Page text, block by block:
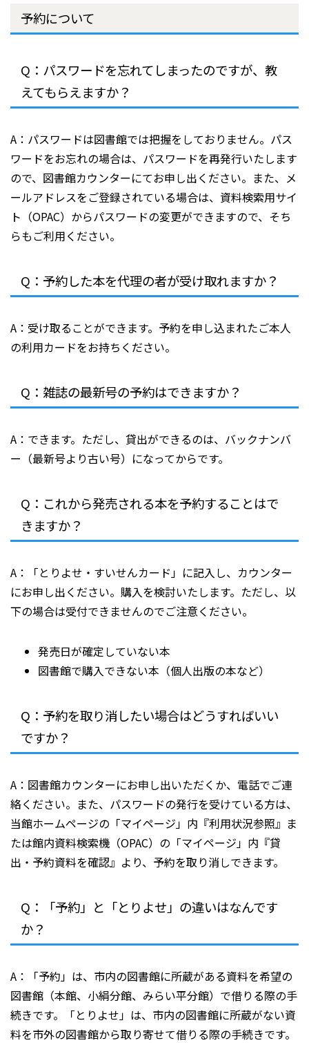
予約について
Q：パスワードを忘れてしまったのですが、教
えてもらえますか？
A：パスワードは図書館では把握をしておりません。パス
ワードをお忘れの場合は、パスワードを再発行いたします
ので、図書館カウンターにてお申し出ください。また、メ
ールアドレスをご登録されている場合は、資料検索用サイ
ト（OPAC）からパスワードの変更ができますので、そち
らもご利用ください。
Q：予約した本を代理の者が受け取れますか？
A：受け取ることができます。予約を申し込まれたご本人
の利用カードをお持ちください。
Q：雑誌の最新号の予約はできますか？
A：できます。ただし、貸出ができるのは、バックナンバ
ー（最新号より古い号）になってからです。
Q：これから発売される本を予約することはで
きますか？
A：「とりよせ・すいせんカード」に記入し、カウンター
にお申し出ください。購入を検討いたします。ただし、以
下の場合は受付できませんのでご注意ください。
発売日が確定していない本
図書館で購入できない本（個人出版の本など）
Q：予約を取り消したい場合はどうすればいい
ですか？
A：図書館カウンターにお申し出いただくか、電話でご連
絡ください。また、パスワードの発行を受けている方は、
当館ホームページの「マイページ」内『利用状況参照』ま
たは館内資料検索機（OPAC）の「マイページ」内『貸
出・予約資料を確認』より、予約を取り消しできます。
Q：「予約」と「とりよせ」の違いはなんです
か？
A：「予約」は、市内の図書館に所蔵がある資料を希望の
図書館（本館、小絹分館、みらい平分館）で借りる際の手
続きです。「とりよせ」は、市内の図書館に所蔵がない資
料を市外の図書館から取り寄せて借りる際の手続きです。